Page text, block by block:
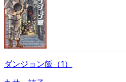
ダンジョン飯（1）